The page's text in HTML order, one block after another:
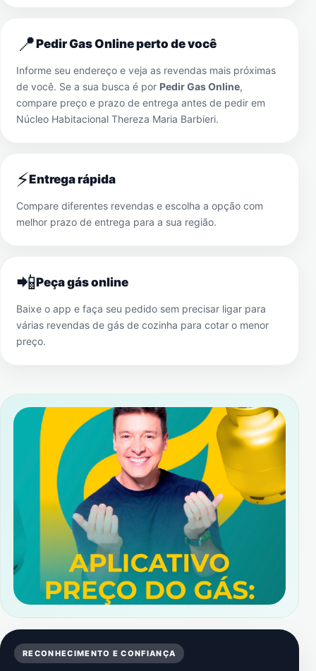
📍Pedir Gas Online perto de você
Informe seu endereço e veja as revendas mais próximas
de você. Se a sua busca é por Pedir Gas Online,
compare preço e prazo de entrega antes de pedir em
Núcleo Habitacional Thereza Maria Barbieri.
⚡Entrega rápida
Compare diferentes revendas e escolha a opção com
melhor prazo de entrega para a sua região.
📲Peça gás online
Baixe o app e faça seu pedido sem precisar ligar para
várias revendas de gás de cozinha para cotar o menor
preço.
RECONHECIMENTO E CONFIANÇA